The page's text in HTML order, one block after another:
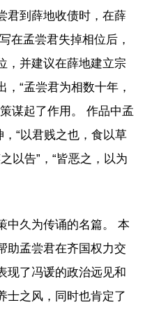
君到薛地收债时，在薛
在孟尝君失掉相位后，
，并建议在薛地建立宗
“孟尝君为相数十年，
谋起了作用。 作品中孟
“以君贱之也，食以草
以告”，“皆恶之，以为
中久为传诵的名篇。 本
助孟尝君在齐国权力交
现了冯谖的政治远见和
士之风，同时也肯定了